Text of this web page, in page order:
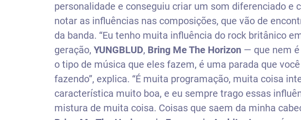
personalidade e conseguiu criar um som diferenciado e
notar as influências nas composições, que vão de
da banda. “Eu tenho muita influência do rock britânico
geração, YUNGBLUD, Bring Me The Horizon — que nem
o tipo de música que eles fazem, é uma parada que
fazendo”, explica. “É muita programação, muita coisa
característica muito boa, e eu sempre trago essas
mistura de muita coisa. Coisas que saem da minha